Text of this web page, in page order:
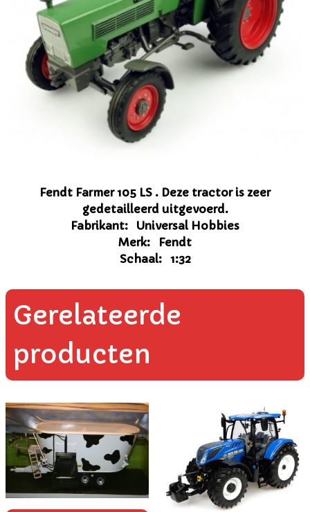
Fendt Farmer 105 LS . Deze tractor is zeer
gedetailleerd uitgevoerd.
Fabrikant: Universal Hobbies
Merk: Fendt
Schaal: 1:32
Gerelateerde
producten